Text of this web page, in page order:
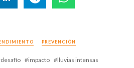
PREVENCIÓN
desafío impacto
lluvias intensas